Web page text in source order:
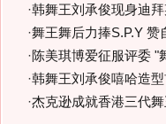
·韩舞王刘承俊现身迪
·舞王舞后力捧S.P.Y 赞
·陈美琪博爱征服评委 "
·韩舞王刘承俊嘻哈造
·杰克逊成就香港三代